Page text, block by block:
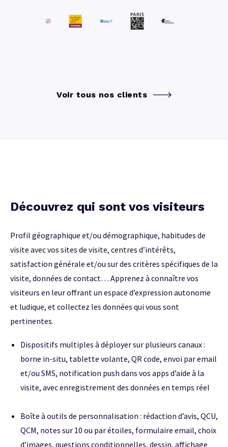
Voir tous nos clients
Découvrez qui sont vos visiteurs
Profil géographique et/ou démographique, habitudes de
visite avec vos sites de visite, centres d’intérêts,
satisfaction générale et/ou sur des critères spécifiques de la
visite, données de contact… Apprenez à connaître vos
visiteurs en leur offrant un espace d’expression autonome
et ludique, et collectez les données qui vous sont
pertinentes.
Dispositifs multiples à déployer sur plusieurs canaux :
borne in-situ, tablette volante, QR code, envoi par email
et/ou SMS, notification push dans vos apps d’aide à la
visite, avec enregistrement des données en temps réel
Boîte à outils de personnalisation : rédaction d’avis, QCU,
QCM, notes sur 10 ou par étoiles, formulaire email, choix
d’images, questions conditionnelles, dessin, affichage